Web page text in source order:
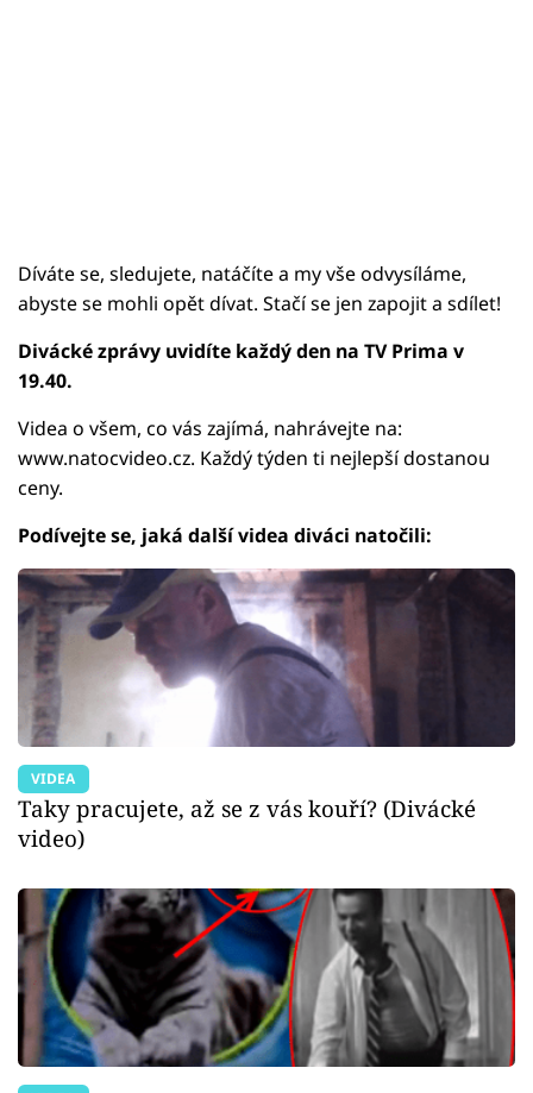
Díváte se, sledujete, natáčíte a my vše odvysíláme,
abyste se mohli opět dívat. Stačí se jen zapojit a sdílet!
Divácké zprávy uvidíte každý den na TV Prima v
19.40.
Videa o všem, co vás zajímá, nahrávejte na:
www.natocvideo.cz. Každý týden ti nejlepší dostanou
ceny.
Podívejte se, jaká další videa diváci natočili:
VIDEA
Taky pracujete, až se z vás kouří? (Divácké
video)